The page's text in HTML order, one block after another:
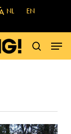
NL
EN